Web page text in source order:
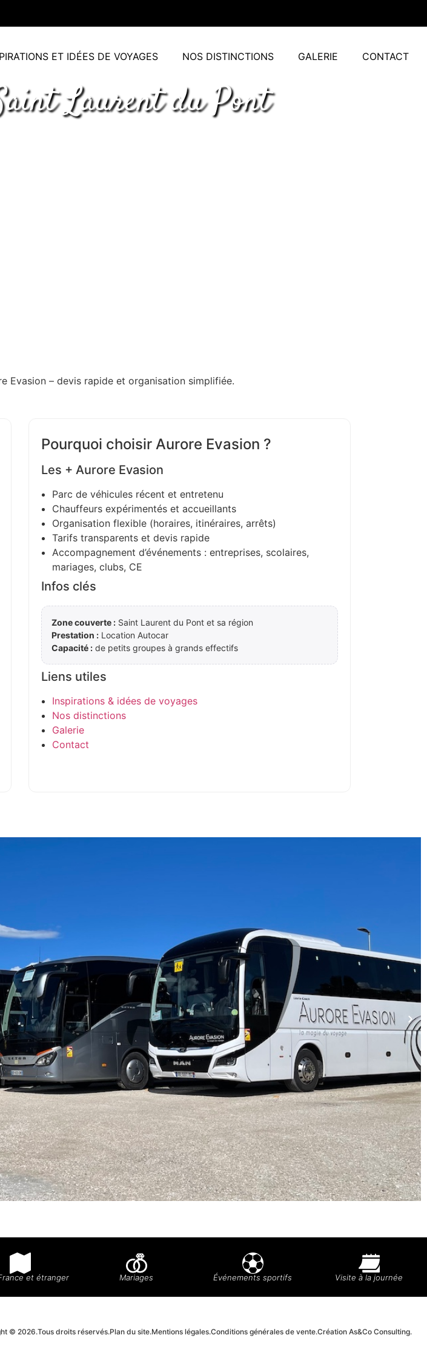
ET IDÉES DE VOYAGES NOS DISTINCTIONS GALERIE CONTACT
Laurent du Pont
Evasion – devis rapide et organisation simplifiée.
Pourquoi choisir Aurore Evasion ?
Les + Aurore Evasion
Parc de véhicules récent et entretenu
Chauffeurs expérimentés et accueillants
Organisation flexible (horaires, itinéraires, arrêts)
Tarifs transparents et devis rapide
Accompagnement d’événements : entreprises, scolaires,
mariages, clubs, CE
Infos clés
Zone couverte : Saint Laurent du Pont et sa région
Prestation : Location Autocar
Capacité : de petits groupes à grands effectifs
Liens utiles
Inspirations & idées de voyages
Nos distinctions
Galerie
Contact
et étranger Mariages Événements sportifs Visite à la journée
© 2026.Tous droits réservés.Plan du site.Mentions légales.Conditions générales de vente.Création As&Co Consulting.